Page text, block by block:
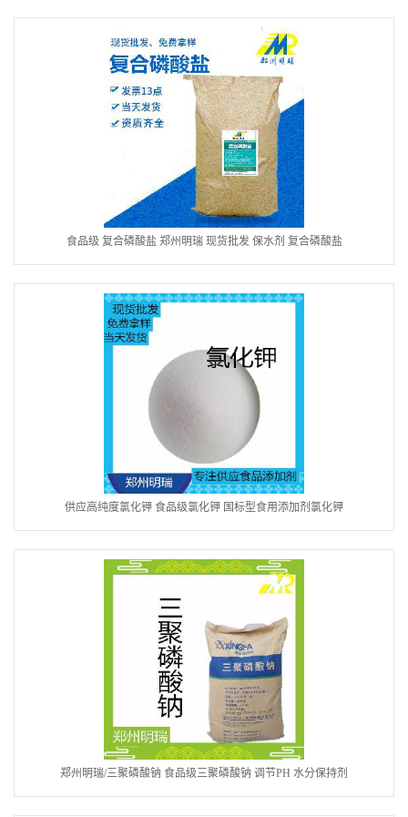
食品级 复合磷酸盐 郑州明瑞 现货批发 保水剂 复合磷酸盐
供应高纯度氯化钾 食品级氯化钾 国标型食用添加剂氯化钾
郑州明瑞/三聚磷酸钠 食品级三聚磷酸钠 调节PH 水分保持剂